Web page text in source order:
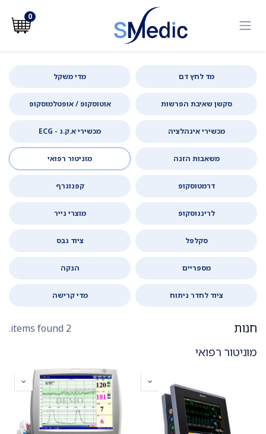
0
מד לחץ דם מדי משקל
סקשן שאיבת הפרשות אוטוסקופ / אופטלמוסקופ
מכשירי אינהלציה מכשירי א.ק.ג - ECG
משאבות הזנה מוניטור רפואי
דרמטוסקופ קפנוגרף
לרינגוסקופ מוצרי נייר
סקלפל ציוד גבס
מספריים הנקה
ציוד לחדר ניתוח מדי קרישה
חנות 2 items found.
מוניטור רפואי